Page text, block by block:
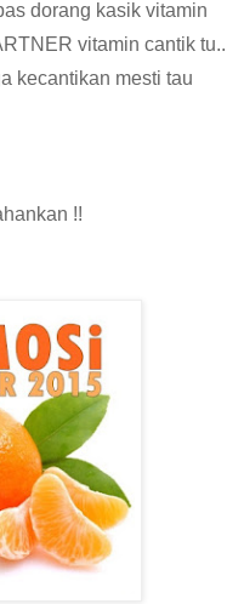
dorang kasik vitamin
vitamin cantik tu..
kecantikan mesti tau
!!